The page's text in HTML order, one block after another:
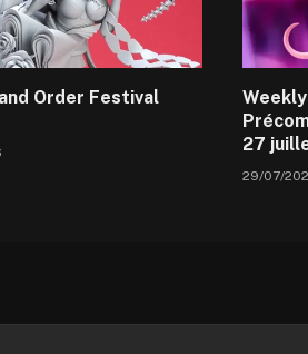
Order Festival
27
29/07/